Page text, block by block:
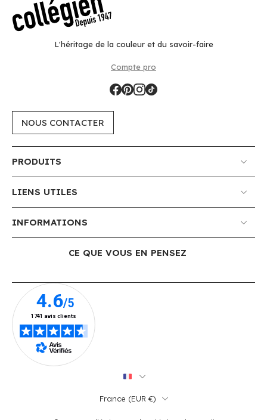
L'héritage de la couleur et du savoir-faire
Compte pro
NOUS CONTACTER
PRODUITS
LIENS UTILES
INFORMATIONS
CE QUE VOUS EN PENSEZ
France ‎(EUR €)‎